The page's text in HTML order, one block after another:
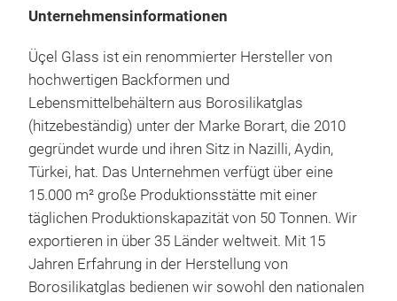
Unternehmensinformationen
Üçel Glass ist ein renommierter Hersteller von
hochwertigen Backformen und
Lebensmittelbehältern aus Borosilikatglas
(hitzebeständig) unter der Marke Borart, die 2010
gegründet wurde und ihren Sitz in Nazilli, Aydin,
Türkei, hat. Das Unternehmen verfügt über eine
15.000 m² große Produktionsstätte mit einer
täglichen Produktionskapazität von 50 Tonnen. Wir
exportieren in über 35 Länder weltweit. Mit 15
Jahren Erfahrung in der Herstellung von
Borosilikatglas bedienen wir sowohl den nationalen